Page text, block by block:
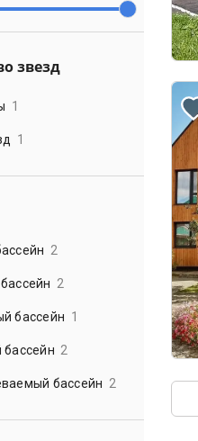
звезд
1
1
2
2
бассейн 1
бассейн 2
бассейн 2